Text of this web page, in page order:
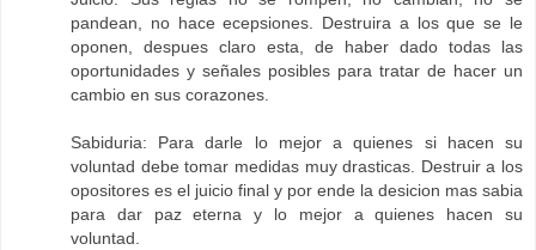
pandean, no hace ecepsiones. Destruira a los que se le
oponen, despues claro esta, de haber dado todas las
oportunidades y señales posibles para tratar de hacer un
cambio en sus corazones.
Sabiduria: Para darle lo mejor a quienes si hacen su
voluntad debe tomar medidas muy drasticas. Destruir a los
opositores es el juicio final y por ende la desicion mas sabia
para dar paz eterna y lo mejor a quienes hacen su
voluntad.